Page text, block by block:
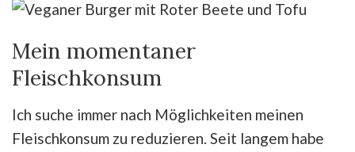
Mein momentaner
Fleischkonsum
Ich suche immer nach Möglichkeiten meinen
Fleischkonsum zu reduzieren. Seit langem habe